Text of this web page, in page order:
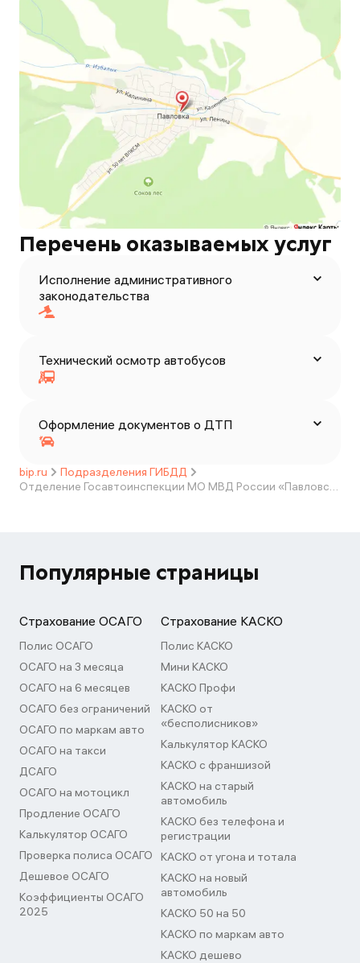
Перечень оказываемых услуг
Исполнение административного
законодательства
Технический осмотр автобусов
Оформление документов о ДТП
bip.ru
Подразделения ГИБДД
Отделение Госавтоинспекции МО МВД России «Павловский»
Популярные страницы
Страхование ОСАГО
Полис ОСАГО
ОСАГО на 3 месяца
ОСАГО на 6 месяцев
ОСАГО без ограничений
ОСАГО по маркам авто
ОСАГО на такси
ДСАГО
ОСАГО на мотоцикл
Продление ОСАГО
Калькулятор ОСАГО
Проверка полиса ОСАГО
Дешевое ОСАГО
Коэффициенты ОСАГО
2025
Страхование КАСКО
Полис КАСКО
Мини КАСКО
КАСКО Профи
КАСКО от
«бесполисников»
Калькулятор КАСКО
КАСКО с франшизой
КАСКО на старый
автомобиль
КАСКО без телефона и
регистрации
КАСКО от угона и тотала
КАСКО на новый
автомобиль
КАСКО 50 на 50
КАСКО по маркам авто
КАСКО дешево